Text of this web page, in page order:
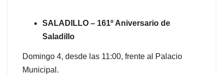
SALADILLO – 161º Aniversario de
Saladillo
Domingo 4, desde las 11:00, frente al Palacio
Municipal.